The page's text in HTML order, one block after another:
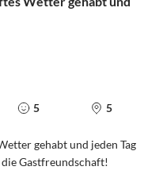
5 5
gehabt und jeden Tag
Gastfreundschaft!